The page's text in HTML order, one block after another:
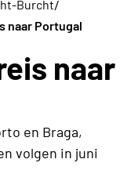
Burcht/
naar Portugal
naar
en Braga,
volgen in juni